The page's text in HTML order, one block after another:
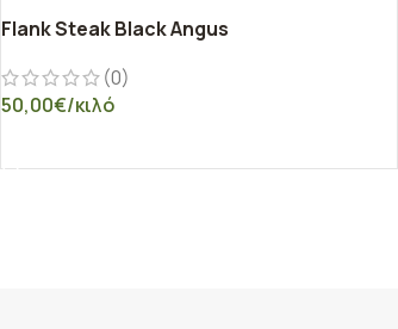
Flank Steak Black Angus
(0)
50,00€/κιλό